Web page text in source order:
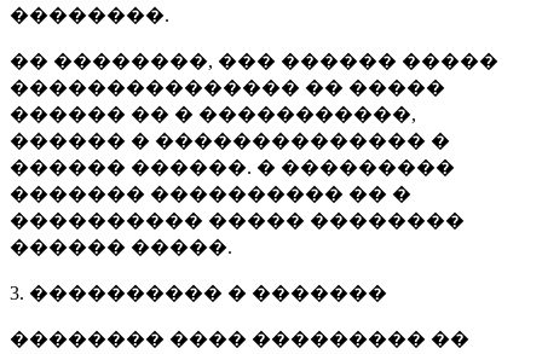
��������.
�� ��������, ��� ������ �����
��������������� �� �����
������ �� � �����������,
������ � �������������� �
������ ������. � ���������
������� ���������� �� �
���������� ����� ��������
������ �����.
3. ���������� � �������
�������� ���� ��������� ��